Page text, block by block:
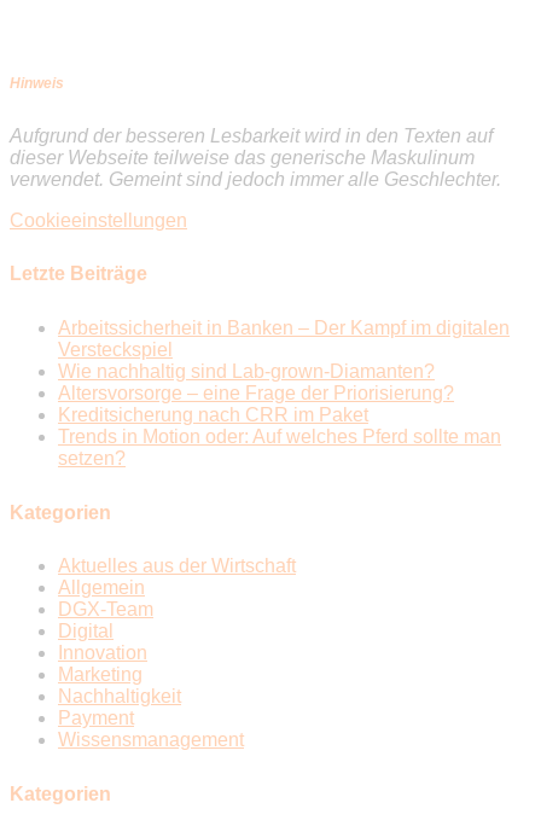
Hinweis
Aufgrund der besseren Lesbarkeit wird in den Texten auf
dieser Webseite teilweise das generische Maskulinum
verwendet. Gemeint sind jedoch immer alle Geschlechter.
Cookieeinstellungen
Letzte Beiträge
Arbeitssicherheit in Banken – Der Kampf im digitalen
Versteckspiel
Wie nachhaltig sind Lab-grown-Diamanten?
Altersvorsorge – eine Frage der Priorisierung?
Kreditsicherung nach CRR im Paket
Trends in Motion oder: Auf welches Pferd sollte man
setzen?
Kategorien
Aktuelles aus der Wirtschaft
Allgemein
DGX-Team
Digital
Innovation
Marketing
Nachhaltigkeit
Payment
Wissensmanagement
Kategorien